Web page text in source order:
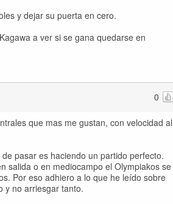
y dejar su puerta en cero.
a ver si se gana quedarse en
0
que mas me gustan, con velocidad al
pasar es haciendo un partido perfecto.
salida o en mediocampo el Olympiakos se
Por eso adhiero a lo que he leído sobre
y no arriesgar tanto.